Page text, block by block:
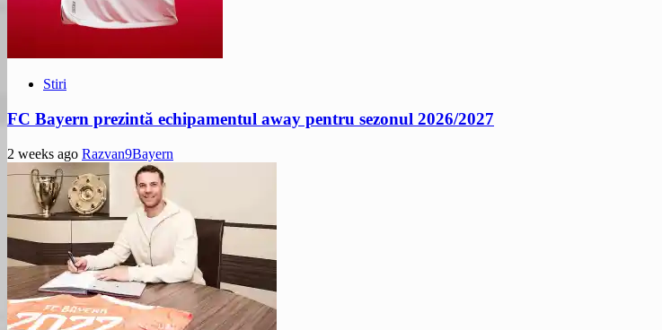
Stiri
FC Bayern prezintă echipamentul away pentru sezonul 2026/2027
2 weeks ago Razvan9Bayern